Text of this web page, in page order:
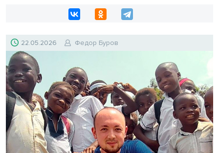
22.05.2026 Федор Буров